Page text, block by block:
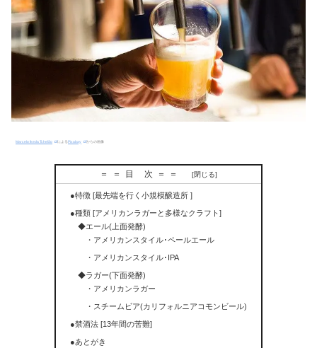
Marcelo Ikeda Tchelão によるPixabay からの画像
＝＝目 次＝＝
●特徴 [最先端を行く小規模醸造所 ]
●種類 [アメリカンラガーと多様なクラフト]
◆エール(上面発酵)
・アメリカンスタイル･ペールエール
・アメリカンスタイル･IPA
◆ラガー(下面発酵)
・アメリカンラガー
・スチームビア(カリフォルニアコモンビール)
●禁酒法 [13年間の苦難]
●あとがき